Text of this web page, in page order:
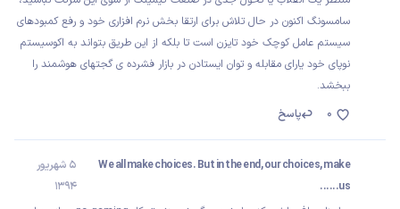
سامسونگ اکنون در حال تلاش برای ارتقا بخش نرم افزاری خود و رفع کمبودهای
سیستم عامل کوچک خود تایزن است تا بلکه از این طریق بتواند به اکوسیستم
نوپای خود یارای مقابله و توان ایستادن در بازار فشرده ی گجتهای هوشمند را
ببخشد.
پاسخ
0
We all make choices. But in the end, our choices, make
us......
5 شهریور
1394